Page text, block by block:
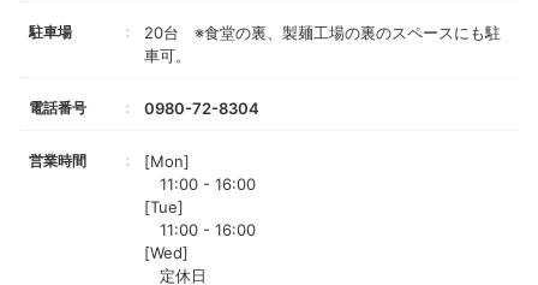
駐車場
20台 ※食堂の裏、製麺工場の裏のスペースにも駐
車可。
電話番号 0980-72-8304
営業時間
[Mon]
11:00 - 16:00
[Tue]
11:00 - 16:00
[Wed]
定休日